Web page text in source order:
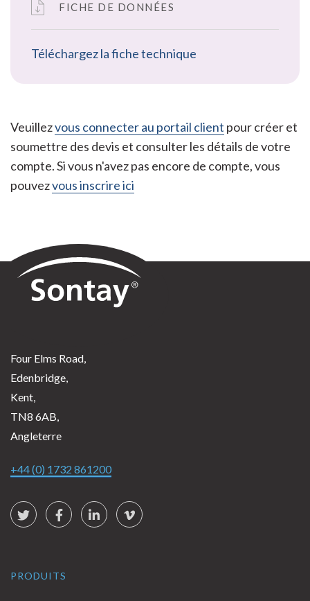
FICHE DE DONNÉES
Téléchargez la fiche technique
Veuillezvous connecter au portail client pour créer et
soumettre des devis et consulter les détails de votre
compte. Si vous n'avez pas encore de compte, vous
pouvezvous inscrire ici
Sontay
Four Elms Road,
Edenbridge,
Kent,
TN8 6AB,
Angleterre
+44 (0) 1732 861200
Social Links
TwitterFacebookLinkedInvimeo
PRODUITS